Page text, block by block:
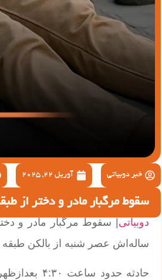
خبر دوبیاتی آوریل 22, 2025
سقوط مرگبار مادر و دختر از طبقه 17 در
دوبیاتی
ساله‌اش عصر شنبه از بالکن
حادثه